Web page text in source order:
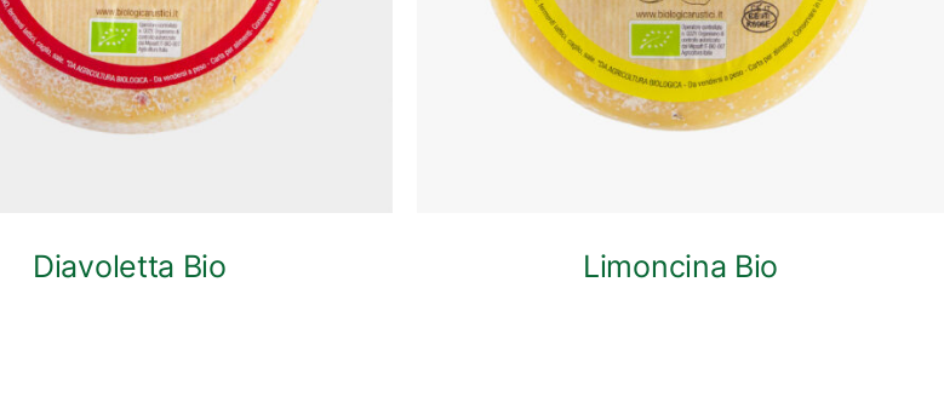
Diavoletta Bio Limoncina Bio